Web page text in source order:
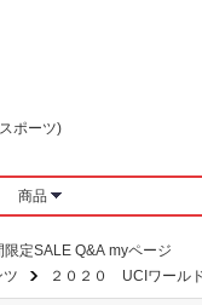
商品
限定SALE Q&A myページ
ツ ２０２０ UCIワール